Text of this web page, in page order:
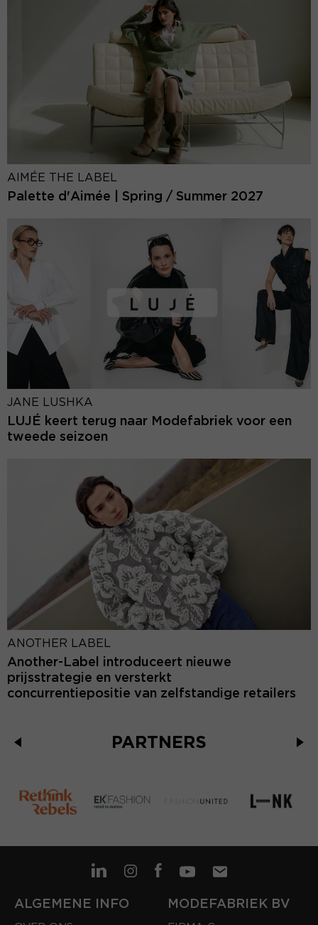
AIMÉE THE LABEL
Palette d'Aimée | Spring / Summer 2027
JANE LUSHKA
LUJÉ keert terug naar Modefabriek voor een
tweede seizoen
ANOTHER LABEL
Another-Label introduceert nieuwe
prijsstrategie en versterkt
concurrentiepositie van zelfstandige retailers
PARTNERS
ALGEMENE INFO MODEFABRIEK BV